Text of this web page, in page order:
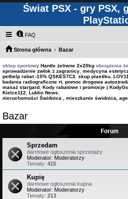
Świat PSX - gry PSX,
FAQ
Strona główna Bazar
sklep sportowy Hantle żeliwne 2x20kg obciążenia
sprowadzenie zwłok z zagranicy medycyna
pethelp rabat -15% QSKES7C3 skup plastiku
badania radiograficzne rt, pomoc drogowa
masaż stargard Kody rabatowe i promocje | KodyGo
Kielce112
Lublin News
nieruchomości Świdnica , mieszkanie świdnica,
Bazar
Forum
Sprzedam
darmowe ogłoszenia sprzedaży
Moderator: Moderatorzy
Tematy: 415
Kupię
darmowe ogłoszenia kupna
Moderator: Moderatorzy
Tematy: 213